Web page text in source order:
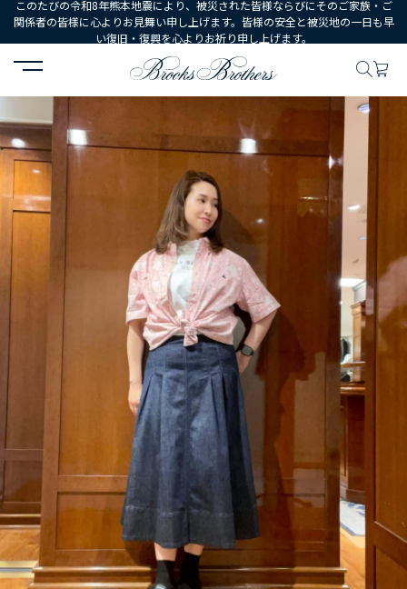
このたびの令和8年熊本地震により、被災された皆様ならびにそのご家族・ご
関係者の皆様に心よりお見舞い申し上げます。皆様の安全と被災地の一日も早
い復旧・復興を心よりお祈り申し上げます。
HOME コーディネート コーディネート詳細